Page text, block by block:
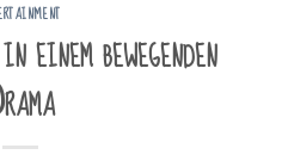
einem bewegenden